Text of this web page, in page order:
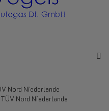
Nord Niederlande